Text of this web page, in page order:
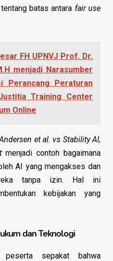
batas antara fair use
FH UPNVJ Prof. Dr.
menjadi Narasumber
Perancang Peraturan
Training Center
Online
et al. vs Stability AI,
menjadi contoh bagaimana
AI yang mengakses dan
tanpa izin. Hal ini
kebijakan yang
dan Teknologi
sepakat bahwa